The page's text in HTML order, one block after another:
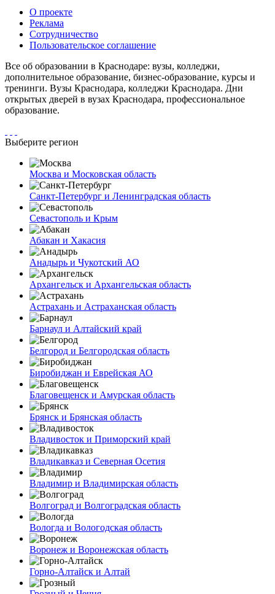
О проекте
Реклама
Сотрудничество
Пользовательское соглашение
Все об образовании в Краснодаре: вузы, колледжи,
дополнительное образование, бизнес-образование, курсы и
тренинги. Вузы Краснодара, колледжи Краснодара. Дни
открытых дверей в вузах Краснодара, профессиональное
образование.
Выберите регион
Москва и Московская область
Санкт-Петербург и Ленинградская область
Севастополь и Крым
Абакан и Хакасия
Анадырь и Чукотский АО
Архангельск и Архангельская область
Астрахань и Астраханская область
Барнаул и Алтайский край
Белгород и Белгородская область
Биробиджан и Еврейская АО
Благовещенск и Амурская область
Брянск и Брянская область
Владивосток и Приморский край
Владикавказ и Северная Осетия
Владимир и Владимирская область
Волгоград и Волгоградская область
Вологда и Вологодская область
Воронеж и Воронежская область
Горно-Алтайск и Алтай